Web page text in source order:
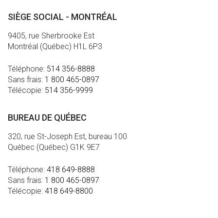
SIÈGE SOCIAL - MONTRÉAL
9405, rue Sherbrooke Est
Montréal (Québec) H1L 6P3
Téléphone: 514 356-8888
Sans frais: 1 800 465-0897
Télécopie: 514 356-9999
BUREAU DE QUÉBEC
320, rue St-Joseph Est, bureau 100
Québec (Québec) G1K 9E7
Téléphone: 418 649-8888
Sans frais: 1 800 465-0897
Télécopie: 418 649-8800